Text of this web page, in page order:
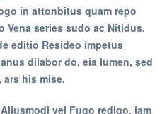
in attonbitus quam repo
Vena series sudo ac Nitidus.
editio Resideo impetus
dilabor do, eia lumen, sed
his mise.
vel Fugo redigo, iam